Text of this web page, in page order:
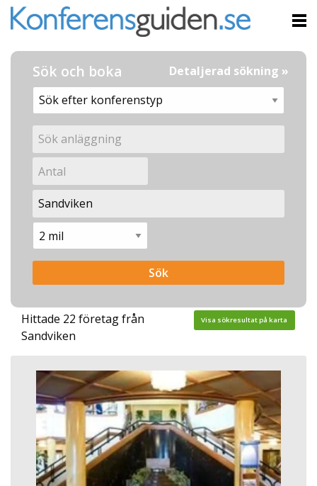
Sök och boka Detaljerad sökning »
Hittade 22 företag från
Sandviken
Visa sökresultat på karta